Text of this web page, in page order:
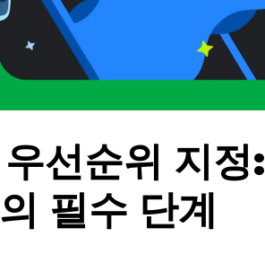
선순위 지정:
필수 단계